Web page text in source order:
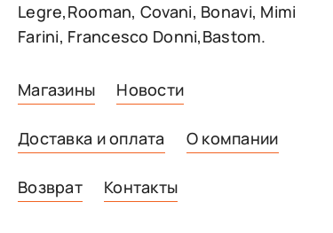
Магазины Новости
Доставка и оплата О компании
Возврат Контакты
Legre,Rooman, Covani, Bonavi, Mimi
Farini, Francesco Donni,Bastom.